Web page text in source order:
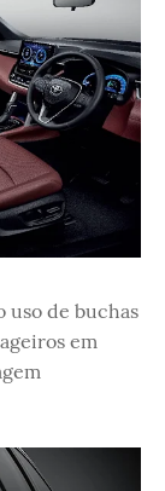
uso de buchas
em